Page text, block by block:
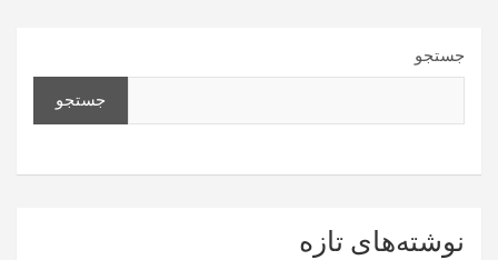
جستجو
جستجو
نوشته‌های تازه